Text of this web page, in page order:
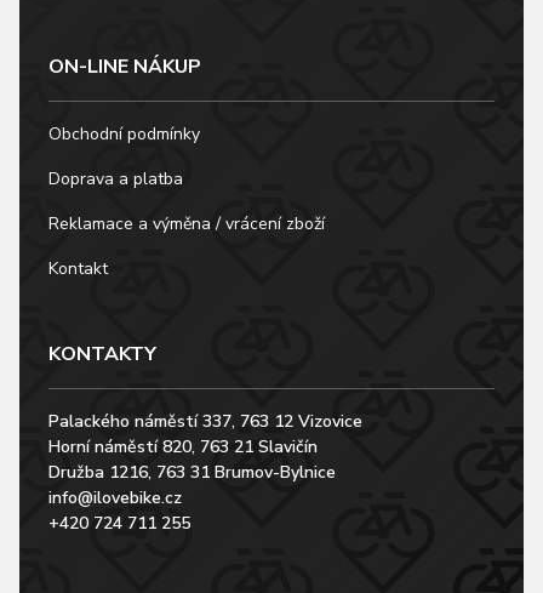
ON-LINE NÁKUP
Obchodní podmínky
Doprava a platba
Reklamace a výměna / vrácení zboží
Kontakt
KONTAKTY
Palackého náměstí 337, 763 12 Vizovice
Horní náměstí 820, 763 21 Slavičín
Družba 1216, 763 31 Brumov-Bylnice
info@ilovebike.cz
+420 724 711 255